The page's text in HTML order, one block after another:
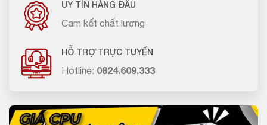
UY TÍN HÀNG ĐẦU
Cam kết chất lượng
HỖ TRỢ TRỰC TUYẾN
Hotline: 0824.609.333